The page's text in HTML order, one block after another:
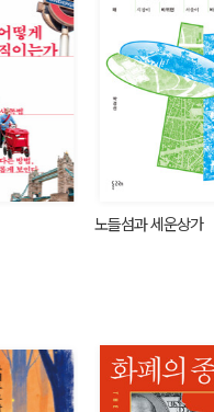
노들섬과 세운상가